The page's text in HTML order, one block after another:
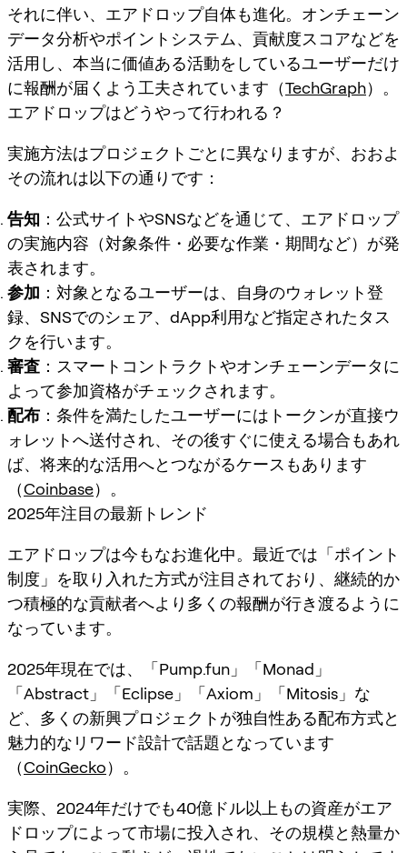
それに伴い、エアドロップ自体も進化。オンチェーン
データ分析やポイントシステム、貢献度スコアなどを
活用し、本当に価値ある活動をしているユーザーだけ
に報酬が届くよう工夫されています（TechGraph）。
エアドロップはどうやって行われる？
実施方法はプロジェクトごとに異なりますが、おおよ
その流れは以下の通りです：
告知 ：公式サイトやSNSなどを通じて、エアドロップ
の実施内容（対象条件・必要な作業・期間など）が発
表されます。
参加 ：対象となるユーザーは、自身のウォレット登
録、SNSでのシェア、dApp利用など指定されたタス
クを行います。
審査 ：スマートコントラクトやオンチェーンデータに
よって参加資格がチェックされます。
配布 ：条件を満たしたユーザーにはトークンが直接ウ
ォレットへ送付され、その後すぐに使える場合もあれ
ば、将来的な活用へとつながるケースもあります
（Coinbase）。
2025年注目の最新トレンド
エアドロップは今もなお進化中。最近では「ポイント
制度」を取り入れた方式が注目されており、継続的か
つ積極的な貢献者へより多くの報酬が行き渡るように
なっています。
2025年現在では、「Pump.fun」「Monad」
「Abstract」「Eclipse」「Axiom」「Mitosis」な
ど、多くの新興プロジェクトが独自性ある配布方式と
魅力的なリワード設計で話題となっています
（CoinGecko）。
実際、2024年だけでも40億ドル以上もの資産がエア
ドロップによって市場に投入され、その規模と熱量か